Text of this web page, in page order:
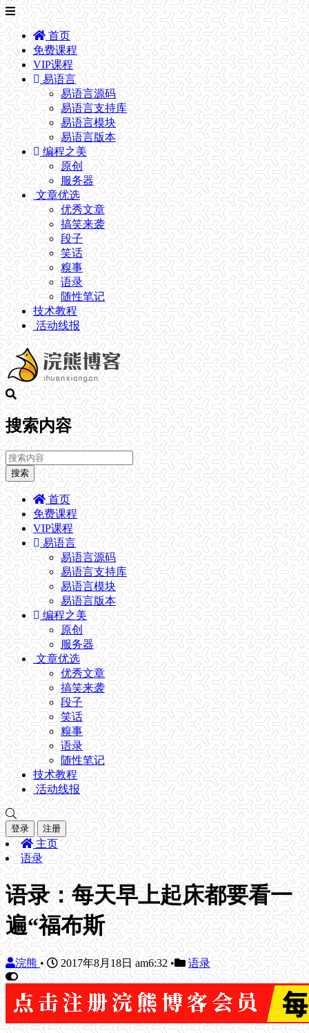
首页
免费课程
VIP课程
易语言
易语言源码
易语言支持库
易语言模块
易语言版本
编程之美
原创
服务器
文章优选
优秀文章
搞笑来袭
段子
笑话
糗事
语录
随性笔记
技术教程
活动线报
搜索内容
搜索
首页
免费课程
VIP课程
易语言
易语言源码
易语言支持库
易语言模块
易语言版本
编程之美
原创
服务器
文章优选
优秀文章
搞笑来袭
段子
笑话
糗事
语录
随性笔记
技术教程
活动线报
登录 注册
主页
语录
语录：每天早上起床都要看一
遍“福布斯
浣熊• 2017年8月18日 am6:32• 语录